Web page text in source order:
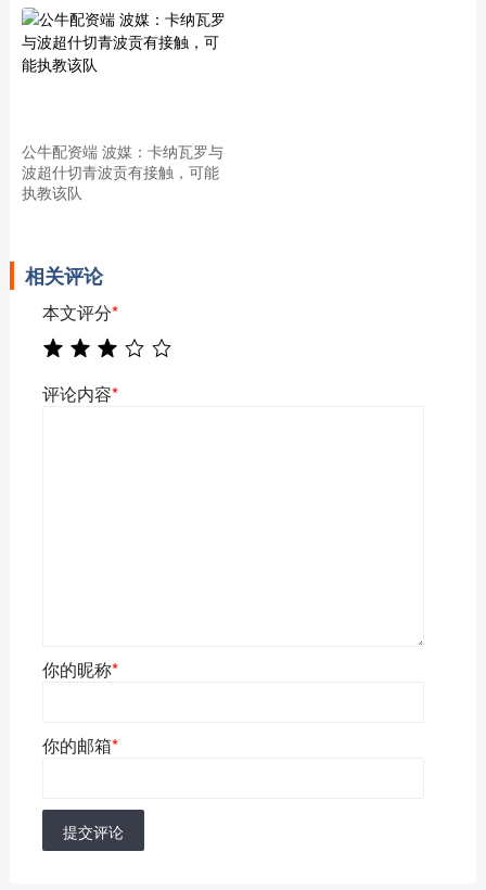
公牛配资端 波媒：卡纳瓦罗与
波超什切青波贡有接触，可能
执教该队
相关评论
本文评分*
评论内容*
你的昵称*
你的邮箱*
提交评论